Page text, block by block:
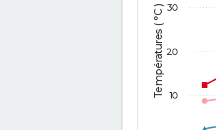
Températures ( °C ) 10
20
30